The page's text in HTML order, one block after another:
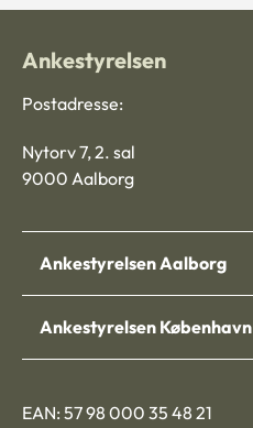
Ankestyrelsen
Postadresse:
Nytorv 7, 2. sal
9000 Aalborg
Ankestyrelsen Aalborg
Ankestyrelsen København
EAN: 57 98 000 35 48 21